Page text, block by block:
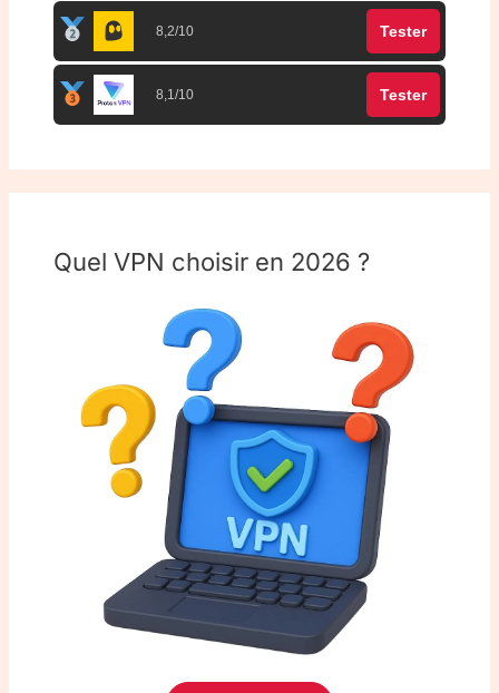
8,2/10 Tester
8,1/10 Tester
Quel VPN choisir en 2026 ?